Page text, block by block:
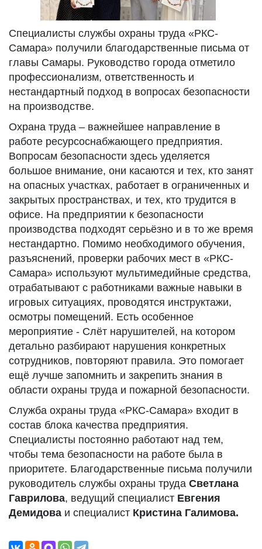
Специалисты службы охраны труда «РКС-
Самара» получили благодарственные письма от
главы Самары. Руководство города отметило
профессионализм, ответственность и
нестандартный подход в вопросах безопасности
на производстве.
Охрана труда – важнейшее направление в
работе ресурсоснабжающего предприятия.
Вопросам безопасности здесь уделяется
большое внимание, они касаются и тех, кто занят
на опасных участках, работает в ограниченных и
закрытых пространствах, и тех, кто трудится в
офисе. На предприятии к безопасности
производства подходят серьёзно и в то же время
нестандартно. Помимо необходимого обучения,
разъяснений, проверки рабочих мест в «РКС-
Самара» используют мультимедийные средства,
отрабатывают с работниками важные навыки в
игровых ситуациях, проводятся инструктажи,
осмотры помещений. Есть особенное
мероприятие - Слёт нарушителей, на котором
детально разбирают нарушения конкретных
сотрудников, повторяют правила. Это помогает
ещё лучше запомнить и закрепить знания в
области охраны труда и пожарной безопасности.
Служба охраны труда «РКС-Самара» входит в
состав блока качества предприятия.
Специалисты постоянно работают над тем,
чтобы тема безопасности на работе была в
приоритете. Благодарственные письма получили
руководитель службы охраны труда Светлана
Гаврилова, ведущий специалист Евгения
Демидова и специалист Кристина Галимова.